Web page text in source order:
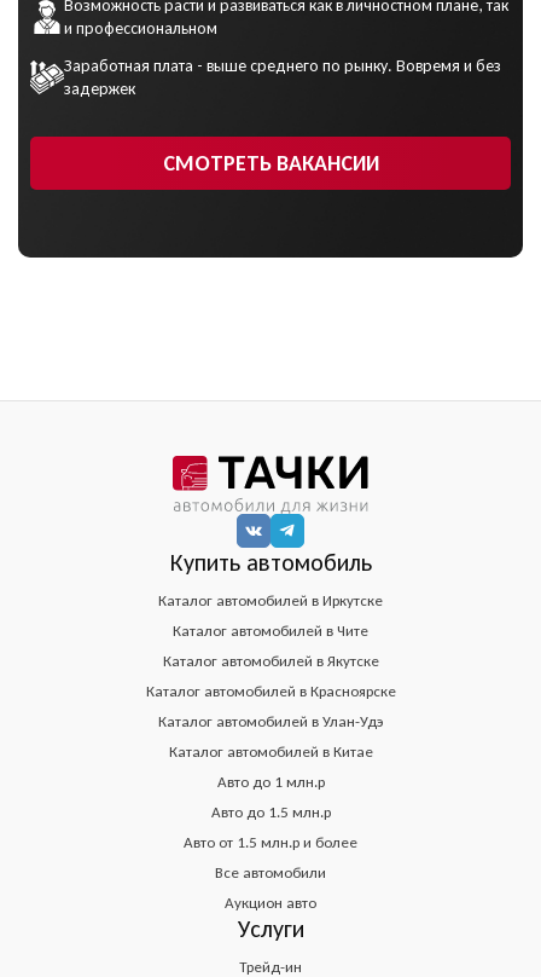
Возможность расти и развиваться как в личностном плане, так
и профессиональном
Заработная плата - выше среднего по рынку. Вовремя и без
задержек
СМОТРЕТЬ ВАКАНСИИ
Купить автомобиль
Каталог автомобилей в Иркутске
Каталог автомобилей в Чите
Каталог автомобилей в Якутске
Каталог автомобилей в Красноярске
Каталог автомобилей в Улан-Удэ
Каталог автомобилей в Китае
Авто до 1 млн.р
Авто до 1.5 млн.р
Авто от 1.5 млн.р и более
Все автомобили
Аукцион авто
Услуги
Трейд-ин